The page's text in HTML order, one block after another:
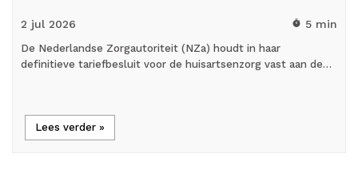
2 jul 2026 timer 5 min
De Nederlandse Zorgautoriteit (NZa) houdt in haar
definitieve tariefbesluit voor de huisartsenzorg vast aan de…
Lees verder »